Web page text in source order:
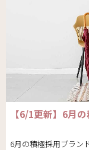
【6/1更新】6月
6月の積極採用ブラン